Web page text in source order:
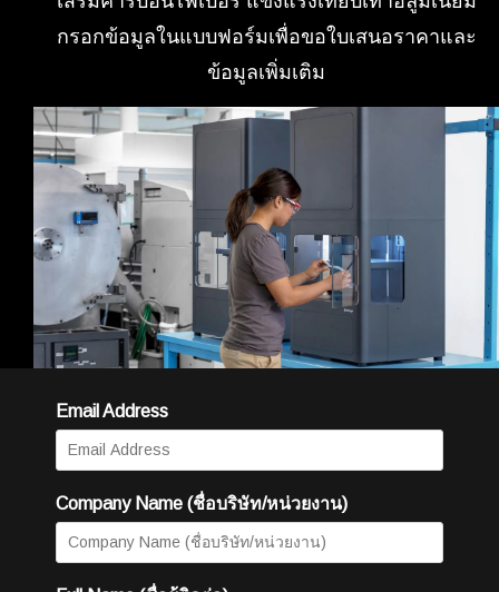
กรอกข้อมูลในแบบฟอร์มเพื่อขอใบเสนอราคาและ
ข้อมูลเพิ่มเติม
Email Address
Company Name (ชื่อบริษัท/หน่วยงาน)